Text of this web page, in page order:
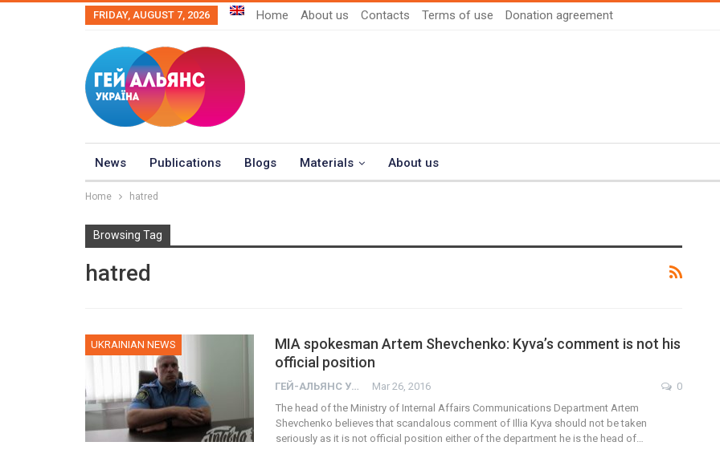
FRIDAY, AUGUST 7, 2026 Home About us Contacts Terms of use Donation agreement
News Publications Blogs Materials About us
Home hatred
Browsing Tag
hatred
UKRAINIAN NEWS
MIA spokesman Artem Shevchenko: Kyva’s comment is not his
official position
ГЕЙ-АЛЬЯНС УКРАИНА Mar 26, 2016
0
The head of the Ministry of Internal Affairs Communications Department Artem
Shevchenko believes that scandalous comment of Illia Kyva should not be taken
seriously as it is not official position either of the department he is the head of…